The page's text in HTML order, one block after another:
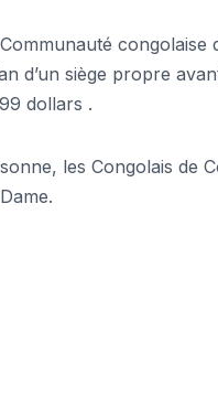
congolaise
d’un siège propre
dollars .
les Congolais de